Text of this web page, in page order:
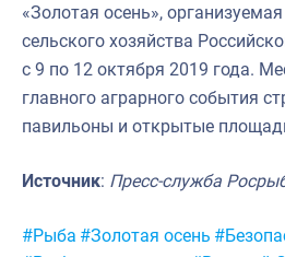
«Золотая осень»,
сельского хозяйства
с 9 по 12 октября 2019 года.
главного аграрного события
павильоны и открытые
Источник: Пресс-служба
Метки:
#Рыба #Золотая осень